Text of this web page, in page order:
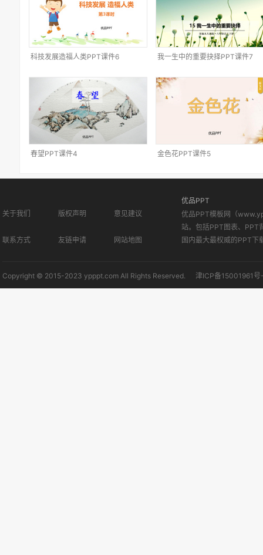
科技发展造福人类PPT课件6 我一生中的重要抉择PPT课件7
春望PPT课件4 金色花PPT课件5
关于我们 版权声明 意见建议
联系方式 友链申请 网站地图
优品PPT
优品PPT模板网（
站。包括PPT图表、PPT
国内最大最权威的PPT下
Copyright © 2015-2023 ypppt.com All Rights Reserved. 津ICP备15001961号